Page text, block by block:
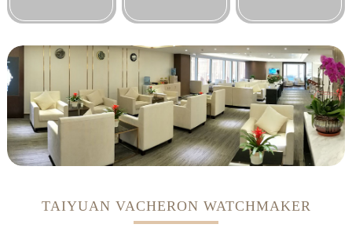
TAIYUAN VACHERON WATCHMAKER